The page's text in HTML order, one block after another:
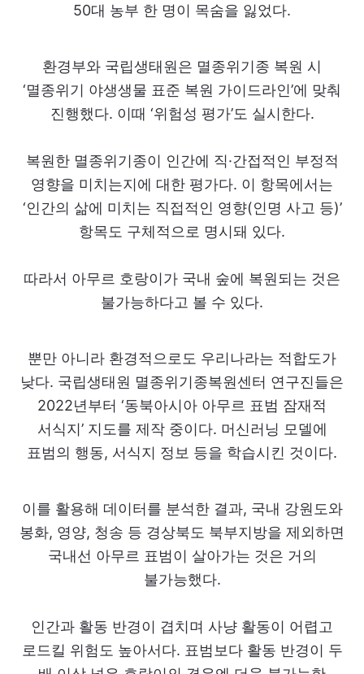
50대 농부 한 명이 목숨을 잃었다.
환경부와 국립생태원은 멸종위기종 복원 시
‘멸종위기 야생생물 표준 복원 가이드라인’에 맞춰
진행했다. 이때 ‘위험성 평가’도 실시한다.
복원한 멸종위기종이 인간에 직·간접적인 부정적
영향을 미치는지에 대한 평가다. 이 항목에서는
‘인간의 삶에 미치는 직접적인 영향(인명 사고 등)’
항목도 구체적으로 명시돼 있다.
따라서 아무르 호랑이가 국내 숲에 복원되는 것은
불가능하다고 볼 수 있다.
뿐만 아니라 환경적으로도 우리나라는 적합도가
낮다. 국립생태원 멸종위기종복원센터 연구진들은
2022년부터 ‘동북아시아 아무르 표범 잠재적
서식지’ 지도를 제작 중이다. 머신러닝 모델에
표범의 행동, 서식지 정보 등을 학습시킨 것이다.
이를 활용해 데이터를 분석한 결과, 국내 강원도와
봉화, 영양, 청송 등 경상북도 북부지방을 제외하면
국내선 아무르 표범이 살아가는 것은 거의
불가능했다.
인간과 활동 반경이 겹치며 사냥 활동이 어렵고
로드킬 위험도 높아서다. 표범보다 활동 반경이 두